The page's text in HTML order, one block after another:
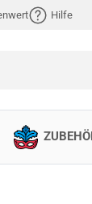
Hilfe